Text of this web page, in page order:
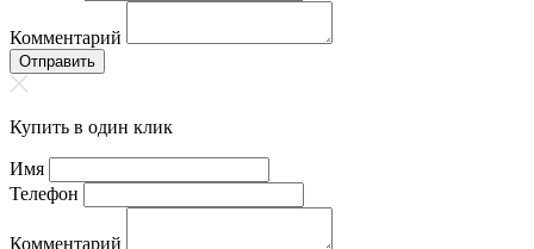
Комментарий
Отправить
Купить в один клик
Имя
Телефон
Комментарий